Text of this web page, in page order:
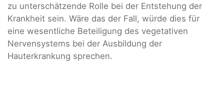
zu unterschätzende Rolle bei der Entstehung der
Krankheit sein. Wäre das der Fall, würde dies für
eine wesentliche Beteiligung des vegetativen
Nervensystems bei der Ausbildung der
Hauterkrankung sprechen.